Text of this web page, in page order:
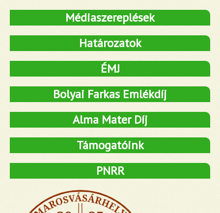
Médiaszereplések
Határozatok
ÉMJ
Bolyai Farkas Emlékdíj
Alma Mater Díj
Támogatóink
PNRR